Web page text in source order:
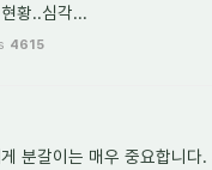
황..심각...
4615
분갈이는 매우 중요합니다